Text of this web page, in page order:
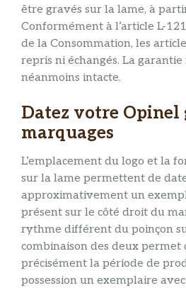
être gravés sur la lame, à
Conformément à l’article L-
de la Consommation, les
repris ni échangés. La
néanmoins intacte.
Datez votre Opinel
marquages
L’emplacement du logo et la
sur la lame permettent de
approximativement un
présent sur le côté droit du
rythme différent du poinçon
combinaison des deux permet
précisément la période de
possession un exemplaire